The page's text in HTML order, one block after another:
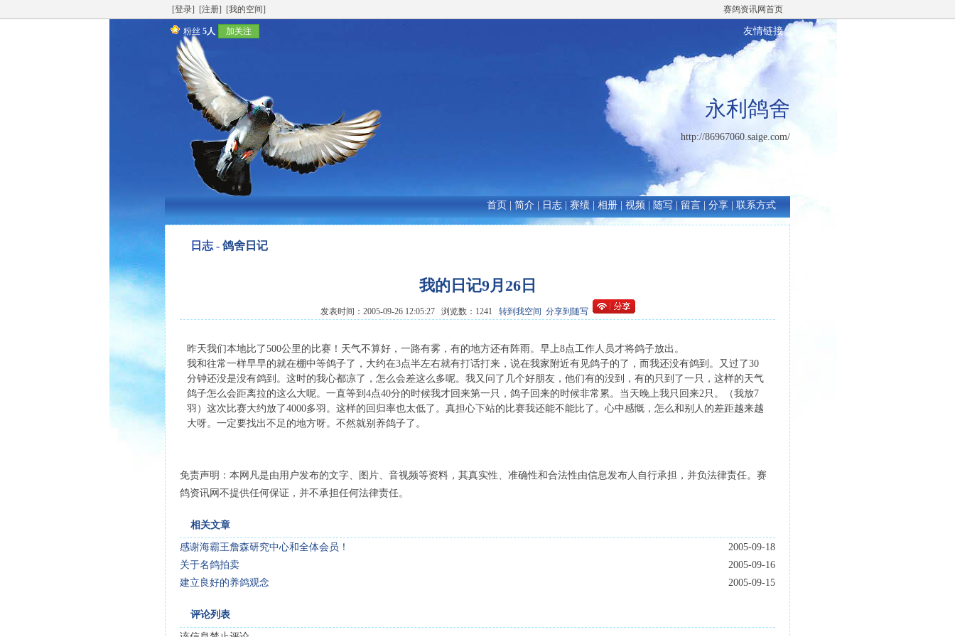
[登录] [注册] [我的空间] 赛鸽资讯网首页
粉丝 5人 加关注 友情链接
永利鸽舍
http://86967060.saige.com/
首页 简介 日志 赛绩 相册 视频 随写 留言 分享 联系方式
日志 - 鸽舍日记
我的日记9月26日
发表时间：2005-09-26 12:05:27 浏览数：1241 转到我空间 分享到随写
昨天我们本地比了500公里的比赛！天气不算好，一路有雾，有的地方还有阵雨。早上8点工作人员才将鸽子放出。
我和往常一样早早的就在棚中等鸽子了，大约在3点半左右就有打话打来，说在我家附近有见鸽子的了，而我还没有鸽到。又过了30
分钟还没是没有鸽到。这时的我心都凉了，怎么会差这么多呢。我又问了几个好朋友，他们有的没到，有的只到了一只，这样的天气
鸽子怎么会距离拉的这么大呢。一直等到4点40分的时候我才回来第一只，鸽子回来的时候非常累。当天晚上我只回来2只。（我放7
羽）这次比赛大约放了4000多羽。这样的回归率也太低了。真担心下站的比赛我还能不能比了。心中感慨，怎么和别人的差距越来越
大呀。一定要找出不足的地方呀。不然就别养鸽子了。
免责声明：本网凡是由用户发布的文字、图片、音视频等资料，其真实性、准确性和合法性由信息发布人自行承担，并负法律责任。赛
鸽资讯网不提供任何保证，并不承担任何法律责任。
相关文章
2005-09-18
感谢海霸王詹森研究中心和全体会员！
2005-09-16
关于名鸽拍卖
2005-09-15
建立良好的养鸽观念
评论列表